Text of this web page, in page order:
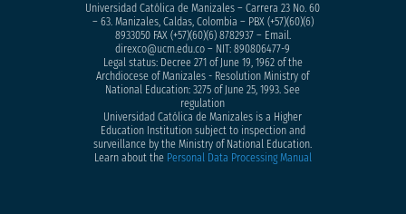
Universidad Católica de Manizales – Carrera 23 No. 60
– 63. Manizales, Caldas, Colombia – PBX (+57)(60)(6)
8933050FAX (+57)(60)(6) 8782937 – Email.
direxco@ucm.edu.co – NIT: 890806477-9
Legal status: Decree 271 of June 19, 1962 of the
Archdiocese of Manizales - Resolution Ministry of
National Education: 3275 of June 25, 1993. See
regulation
Universidad Católica de Manizales is a Higher
Education Institution subject to inspection and
surveillance by the Ministry of National Education.
Learn about the Personal Data Processing Manual